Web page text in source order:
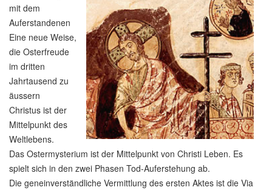
mit dem
Auferstandenen
Eine neue Weise,
die Osterfreude
im dritten
Jahrtausend zu
äussern
Christus ist der
Mittelpunkt des
Weltlebens.
Das Ostermysterium ist der Mittelpunkt von Christi Leben. Es
spielt sich in den zwei Phasen Tod-Auferstehung ab.
Die geneinverständliche Vermittlung des ersten Aktes ist die Via